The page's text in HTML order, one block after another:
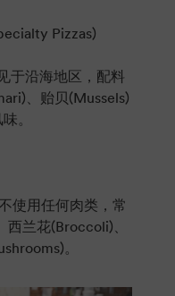
Pizzas)
于沿海地区，配料
、贻贝(Mussels)
。
使用任何肉类，常
兰花(Broccoli)、
。